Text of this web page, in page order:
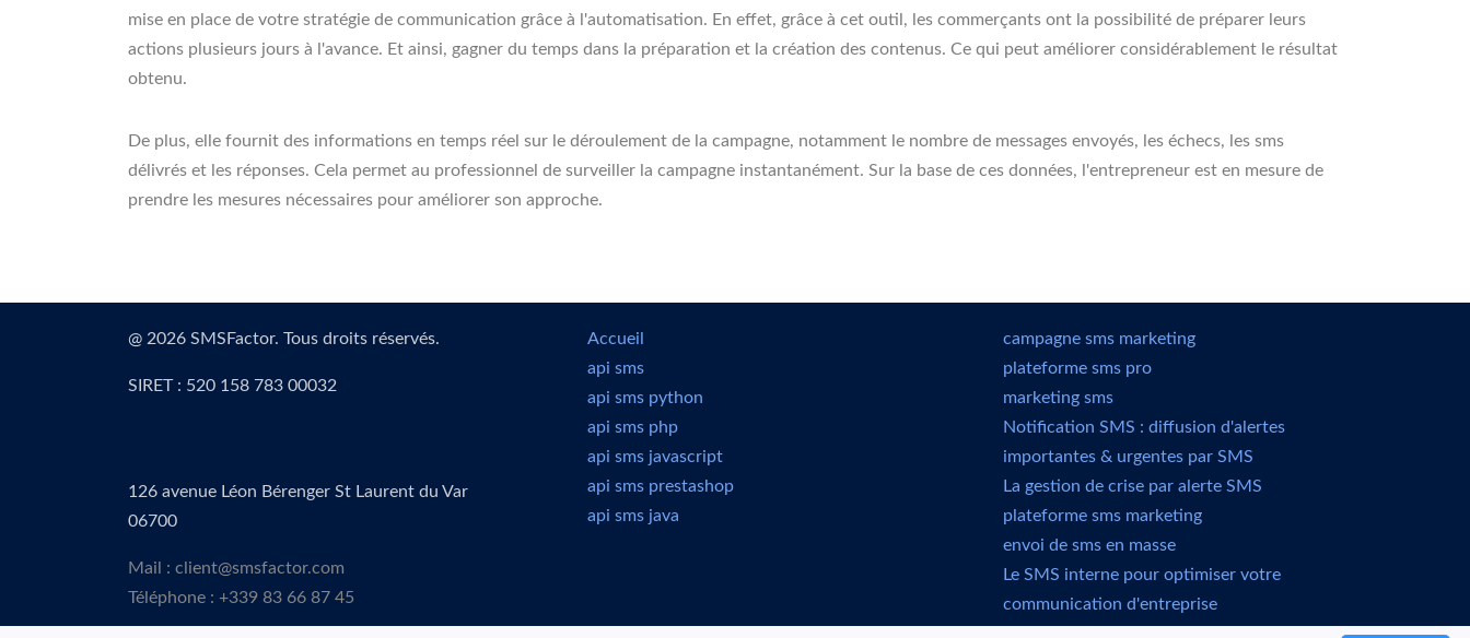
mise en place de votre stratégie de communication grâce à l'automatisation. En effet, grâce à cet outil, les commerçants ont la possibilité de préparer leurs
actions plusieurs jours à l'avance. Et ainsi, gagner du temps dans la préparation et la création des contenus. Ce qui peut améliorer considérablement le résultat
obtenu.
De plus, elle fournit des informations en temps réel sur le déroulement de la campagne, notamment le nombre de messages envoyés, les échecs, les sms
délivrés et les réponses. Cela permet au professionnel de surveiller la campagne instantanément. Sur la base de ces données, l'entrepreneur est en mesure de
prendre les mesures nécessaires pour améliorer son approche.
@ 2026 SMSFactor. Tous droits réservés.
SIRET : 520 158 783 00032
126 avenue Léon Bérenger St Laurent du Var
06700
Mail : client@smsfactor.com
Téléphone : +339 83 66 87 45
Accueil
api sms
api sms python
api sms php
api sms javascript
api sms prestashop
api sms java
campagne sms marketing
plateforme sms pro
marketing sms
Notification SMS : diffusion d'alertes
importantes & urgentes par SMS
La gestion de crise par alerte SMS
plateforme sms marketing
envoi de sms en masse
Le SMS interne pour optimiser votre
communication d'entreprise